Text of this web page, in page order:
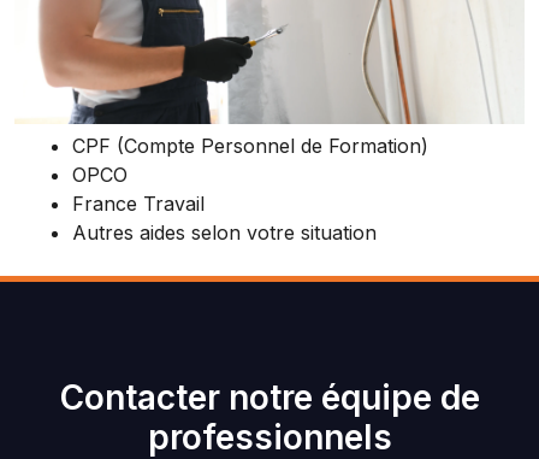
CPF (Compte Personnel de Formation)
OPCO
France Travail
Autres aides selon votre situation
Contacter notre équipe de
professionnels